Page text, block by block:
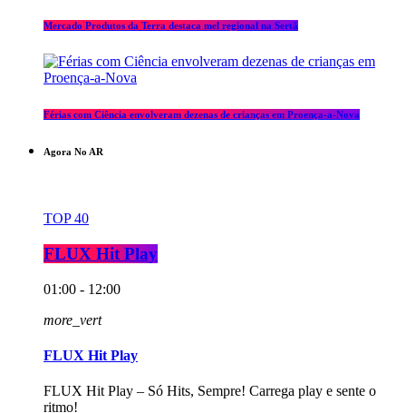
Mercado Produtos da Terra destaca mel regional na Sertã
Férias com Ciência envolveram dezenas de crianças em Proença-a-Nova
Agora No AR
TOP 40
FLUX Hit Play
01:00 - 12:00
more_vert
FLUX Hit Play
FLUX Hit Play – Só Hits, Sempre! Carrega play e sente o
ritmo!